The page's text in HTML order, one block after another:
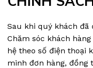
Sau khi quý khách đã
Chăm sóc khách
hệ theo số điện thoại
minh đơn hàng, đồng